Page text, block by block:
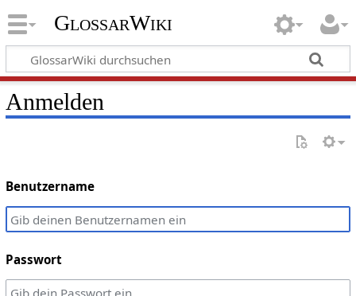
GlossarWiki
Anmelden
Benutzername
Passwort